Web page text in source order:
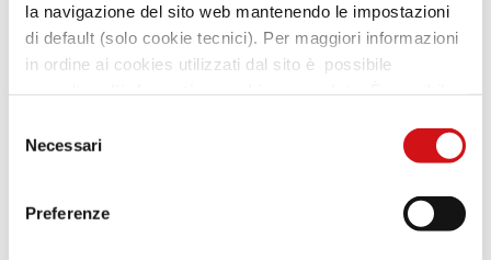
la navigazione del sito web mantenendo le impostazioni
di default (solo cookie tecnici). Per maggiori informazioni
in ordine ai cookies utilizzati dal sito è possibile
mediante il link “rivedi le tue scelte sui cookie” presente
delNecessari
Preferenze